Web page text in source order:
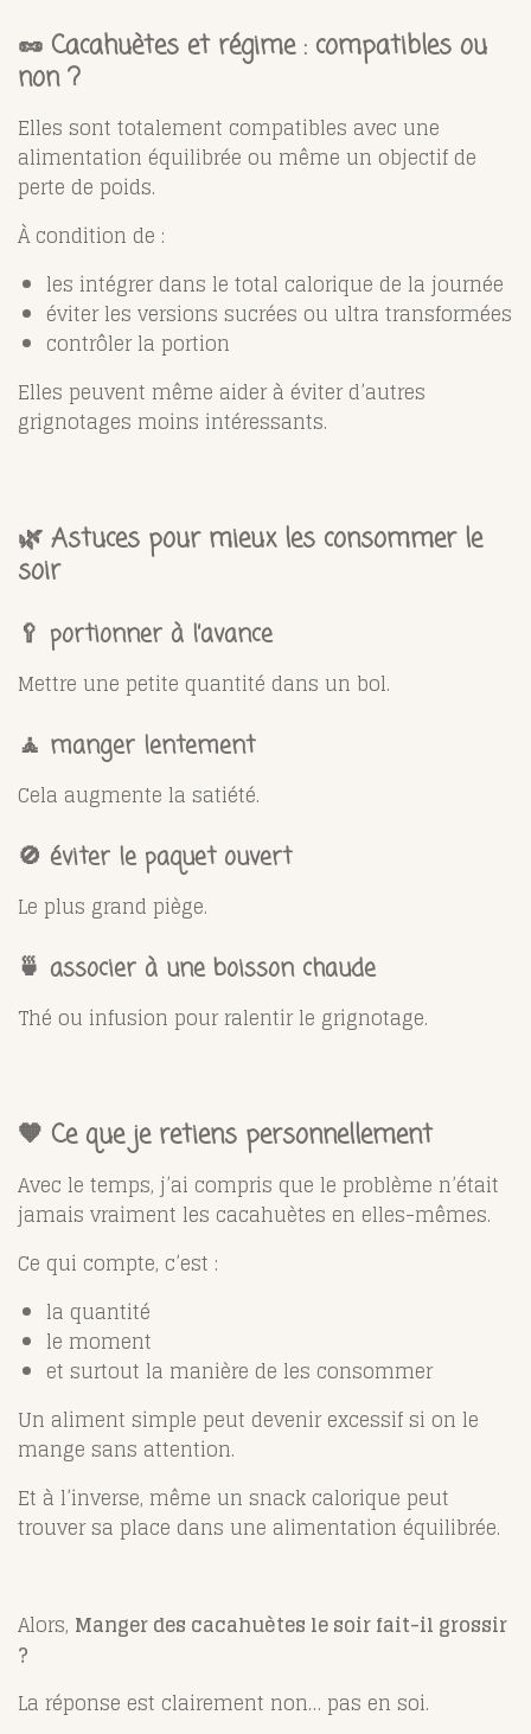
🥜 Cacahuètes et régime : compatibles ou
non ?
Elles sont totalement compatibles avec une
alimentation équilibrée ou même un objectif de
perte de poids.
À condition de :
les intégrer dans le total calorique de la journée
éviter les versions sucrées ou ultra transformées
contrôler la portion
Elles peuvent même aider à éviter d’autres
grignotages moins intéressants.
🌿 Astuces pour mieux les consommer le
soir
🥄 portionner à l’avance
Mettre une petite quantité dans un bol.
🧘 manger lentement
Cela augmente la satiété.
🚫 éviter le paquet ouvert
Le plus grand piège.
🍵 associer à une boisson chaude
Thé ou infusion pour ralentir le grignotage.
🧡 Ce que je retiens personnellement
Avec le temps, j’ai compris que le problème n’était
jamais vraiment les cacahuètes en elles-mêmes.
Ce qui compte, c’est :
la quantité
le moment
et surtout la manière de les consommer
Un aliment simple peut devenir excessif si on le
mange sans attention.
Et à l’inverse, même un snack calorique peut
trouver sa place dans une alimentation équilibrée.
Alors, Manger des cacahuètes le soir fait-il grossir
?
La réponse est clairement non… pas en soi.